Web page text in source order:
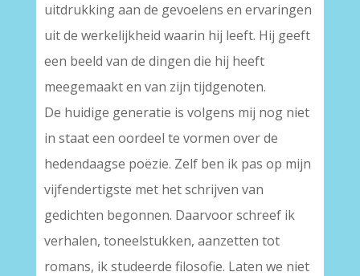
uitdrukking aan de gevoelens en ervaringen
uit de werkelijkheid waarin hij leeft. Hij geeft
een beeld van de dingen die hij heeft
meegemaakt en van zijn tijdgenoten.
De huidige generatie is volgens mij nog niet
in staat een oordeel te vormen over de
hedendaagse poëzie. Zelf ben ik pas op mijn
vijfendertigste met het schrijven van
gedichten begonnen. Daarvoor schreef ik
verhalen, toneelstukken, aanzetten tot
romans, ik studeerde filosofie. Laten we niet